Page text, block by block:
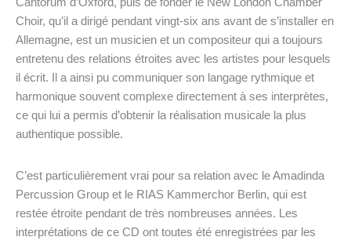
Choir, qu’il a dirigé pendant vingt-six ans avant de s’installer en
Allemagne, est un musicien et un compositeur qui a toujours
entretenu des relations étroites avec les artistes pour lesquels
il écrit. Il a ainsi pu communiquer son langage rythmique et
harmonique souvent complexe directement à ses interprètes,
ce qui lui a permis d’obtenir la réalisation musicale la plus
authentique possible.
C’est particulièrement vrai pour sa relation avec le Amadinda
Percussion Group et le RIAS Kammerchor Berlin, qui est
restée étroite pendant de très nombreuses années. Les
interprétations de ce CD ont toutes été enregistrées par les